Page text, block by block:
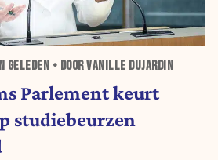
GELEDEN • DOOR VANILLE DUJARDIN
Parlement keurt
studiebeurzen